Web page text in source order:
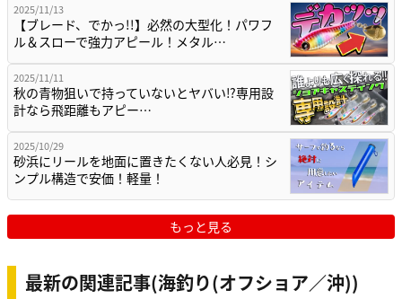
2025/11/13
【ブレード、でかっ!!】必然の大型化！パワフ
ル＆スローで強力アピール！メタル…
2025/11/11
秋の青物狙いで持っていないとヤバい⁉専用設
計なら飛距離もアピー…
2025/10/29
砂浜にリールを地面に置きたくない人必見！シ
ンプル構造で安価！軽量！
もっと見る
最新の関連記事(海釣り(オフショア／沖))